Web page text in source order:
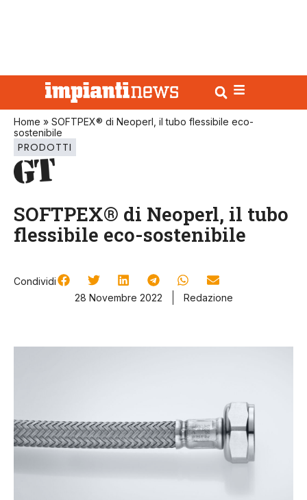
Home » SOFTPEX® di Neoperl, il tubo flessibile eco-
sostenibile
PRODOTTI
SOFTPEX® di Neoperl, il tubo
flessibile eco-sostenibile
Condividi
28 Novembre 2022
Redazione